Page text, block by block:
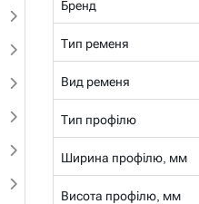
Бренд
Тип ременя
Вид ременя
Тип профілю
Ширина профілю, мм
Висота профілю, мм